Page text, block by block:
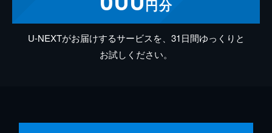
円分
U-NEXTがお届けするサービスを、31日間ゆっくりと
お試しください。